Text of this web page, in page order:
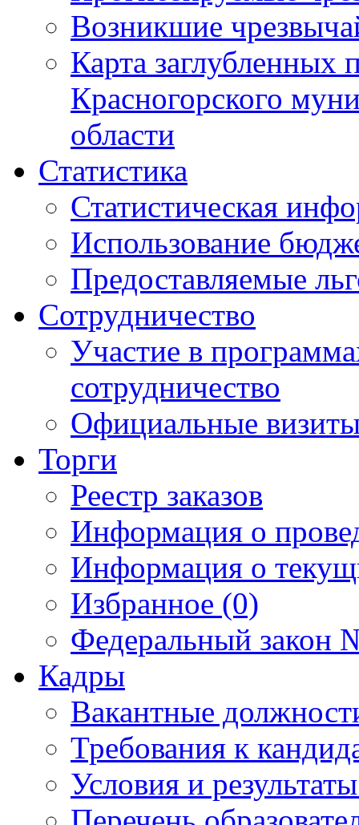
Возникшие
Карта
Красногорского
области
Статистика
Статистическая
Использование
Предоставляемые
Сотрудничество
Участие в
сотрудничество
Официальные
Торги
Реестр заказов
Информация о
Информация о
Избранное (0)
Федеральный закон
Кадры
Вакантные
Требования к
Условия и